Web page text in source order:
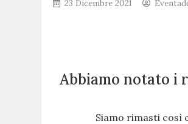
23 Dicembre 2021
Abbiamo notato i
Siamo rimasti così